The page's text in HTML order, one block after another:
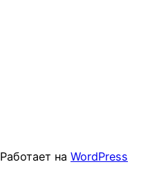
Работает на WordPress